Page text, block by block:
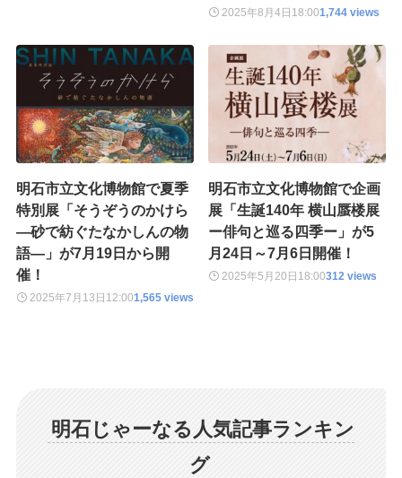
2025年8月4日 18:001,744 views
明石市立文化博物館で夏季
特別展「そうぞうのかけら
―砂で紡ぐたなかしんの物
語―」が7月19日から開
催！
2025年7月13日 12:001,565 views
明石市立文化博物館で企画
展「生誕140年 横山蜃楼展
ー俳句と巡る四季ー」が5
月24日～7月6日開催！
2025年5月20日 18:00312 views
明石じゃーなる人気記事ランキン
グ